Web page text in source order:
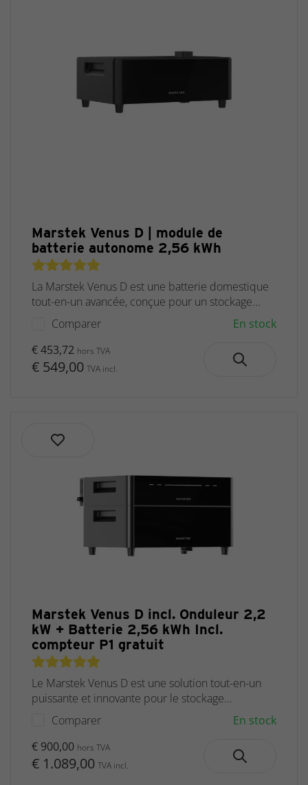
Marstek Venus D | module de
batterie autonome 2,56 kWh
La Marstek Venus D est une batterie domestique
tout-en-un avancée, conçue pour un stockage...
Comparer
En stock
€ 453,72 hors TVA
€ 549,00 TVA incl.
Marstek Venus D incl. Onduleur 2,2
kW + Batterie 2,56 kWh Incl.
compteur P1 gratuit
Le Marstek Venus D est une solution tout-en-un
puissante et innovante pour le stockage...
Comparer
En stock
€ 900,00 hors TVA
€ 1.089,00 TVA incl.